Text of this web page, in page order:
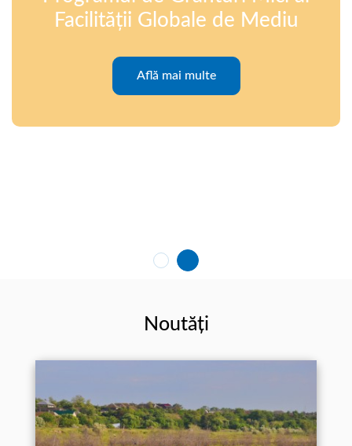
Facilității Globale de Mediu
Află mai multe
Noutăți